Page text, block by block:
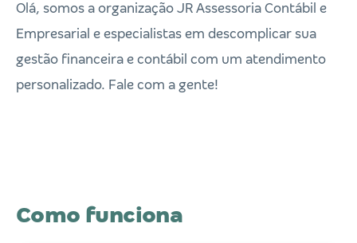
Olá, somos a organização JR Assessoria Contábil e
Empresarial e especialistas em descomplicar sua
gestão financeira e contábil com um atendimento
personalizado. Fale com a gente!
Como funciona